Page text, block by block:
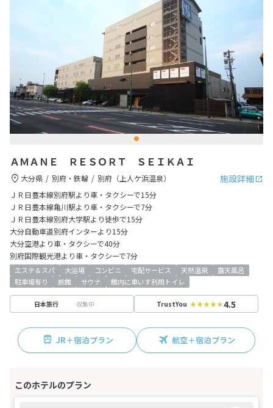
ＡＭＡＮＥ ＲＥＳＯＲＴ ＳＥＩＫＡＩ
施設詳細
大分県 別府・鉄輪
別府（上人ケ浜温泉）
ＪＲ日豊本線別府駅より車・タクシーで15分
ＪＲ日豊本線亀川駅より車・タクシーで7分
ＪＲ日豊本線別府大学駅より徒歩で15分
大分自動車道別府インターより15分
大分空港より車・タクシーで40分
別府国際観光港より車・タクシーで7分
エステ＆スパ 大浴場 コンビニ 宅配サービス 天然温泉
露天風呂
駐車場有り
旅館 サウナ 館内に車いす利用トイレ
日本旅行 収集中 TrustYou 4.5
JR＋宿泊プラン 航空＋宿泊プラン